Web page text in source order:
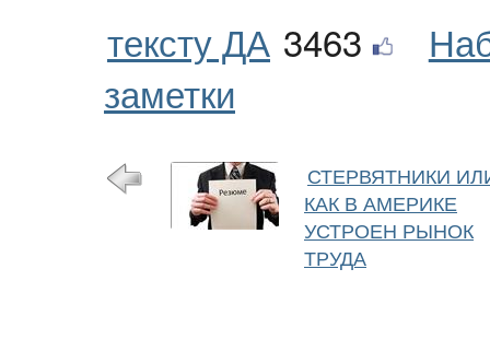
тексту ДА 3463
заметки
СТЕРВЯТНИКИ
КАК В АМЕРИКЕ
УСТРОЕН РЫНОК
ТРУДА